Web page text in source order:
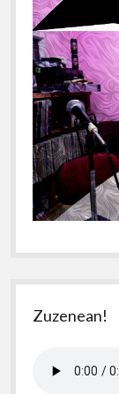
Zuzenean!